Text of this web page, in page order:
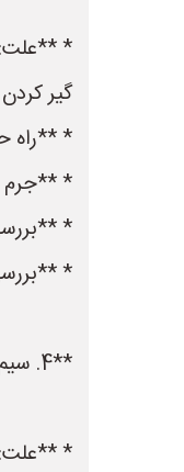
*
گیر
* **راه
* **جرم
*
*
**4. سیم کشی و اتصالات:**
*